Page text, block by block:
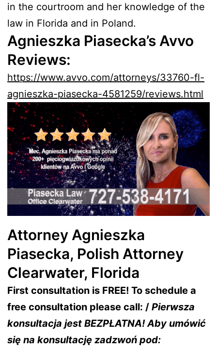
in the courtroom and her knowledge of the
law in Florida and in Poland.
Agnieszka Piasecka’s Avvo
Reviews:
https://www.avvo.com/attorneys/33760-fl-
agnieszka-piasecka-4581259/reviews.html
Attorney Agnieszka
Piasecka, Polish Attorney
Clearwater, Florida
First consultation is FREE! To schedule a
free consultation please call: / Pierwsza
konsultacja jest BEZPŁATNA! Aby umówić
się na konsultację zadzwoń pod: